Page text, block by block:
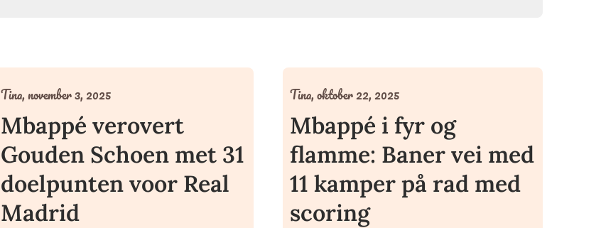
Mbappé verovert
Gouden Schoen met 31
doelpunten voor Real
Madrid
Tina,november 3, 2025
Mbappé i fyr og
flamme: Baner vei med
11 kamper på rad med
scoring
Tina,oktober 22, 2025